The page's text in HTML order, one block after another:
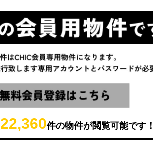
22,360件の物件が閲覧可能です！